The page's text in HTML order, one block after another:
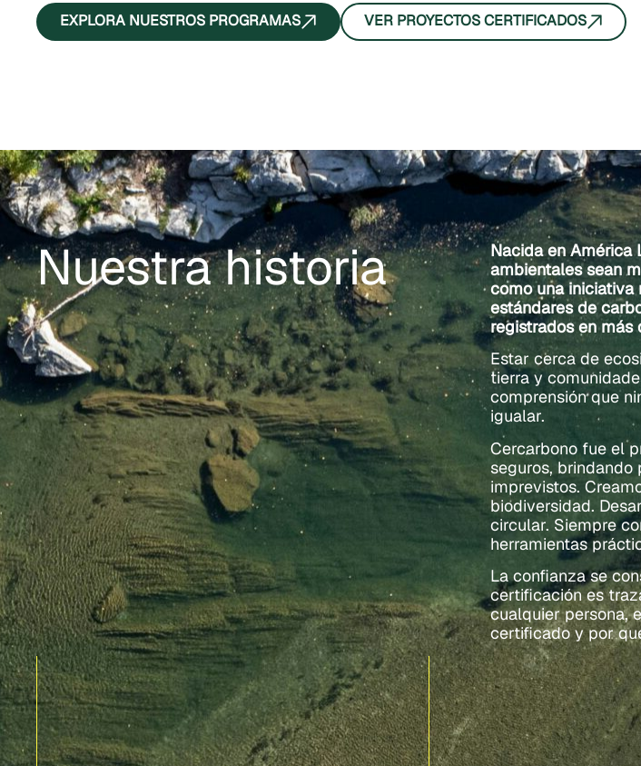
EXPLORA NUESTROS PROGRAMAS VER PROYECTOS CERTIFICADOS
Nuestra historia
Nacida en América
ambientales sean
como una iniciativa
estándares de
registrados en más
Estar cerca de
tierra y
comprensión que
igualar.
Cercarbono fue el
seguros,
imprevistos.
biodiversidad.
circular. Siempre
herramientas
La confianza se
certificación es
cualquier persona,
certificado y por